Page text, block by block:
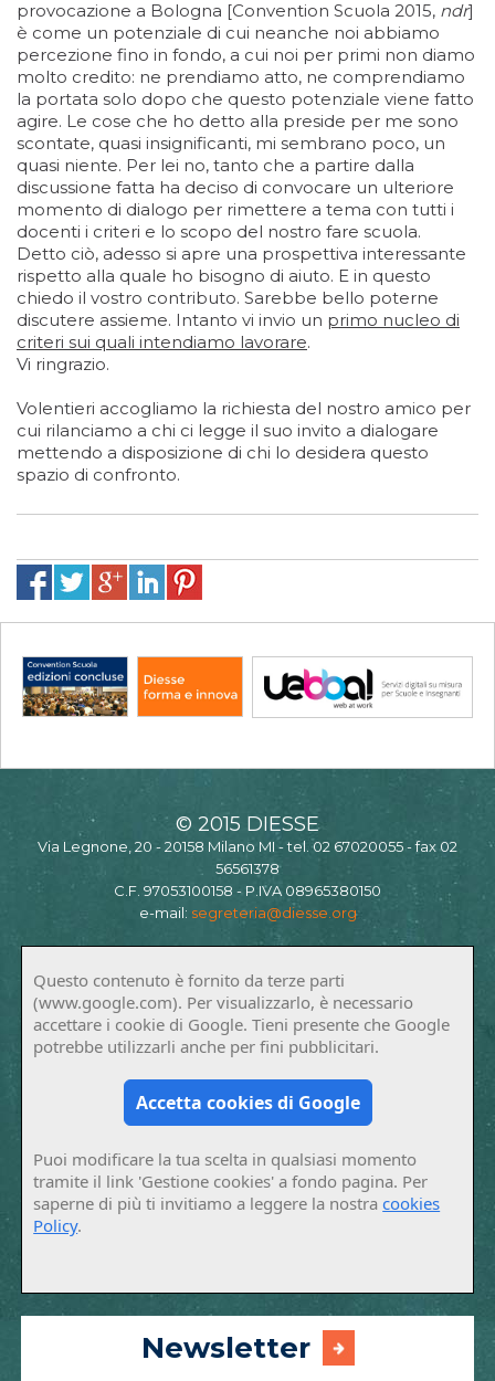
provocazione a Bologna [Convention Scuola 2015, ndr]
è come un potenziale di cui neanche noi abbiamo
percezione fino in fondo, a cui noi per primi non diamo
molto credito: ne prendiamo atto, ne comprendiamo
la portata solo dopo che questo potenziale viene fatto
agire. Le cose che ho detto alla preside per me sono
scontate, quasi insignificanti, mi sembrano poco, un
quasi niente. Per lei no, tanto che a partire dalla
discussione fatta ha deciso di convocare un ulteriore
momento di dialogo per rimettere a tema con tutti i
docenti i criteri e lo scopo del nostro fare scuola.
Detto ciò, adesso si apre una prospettiva interessante
rispetto alla quale ho bisogno di aiuto. E in questo
chiedo il vostro contributo. Sarebbe bello poterne
discutere assieme. Intanto vi invio un primo nucleo di
criteri sui quali intendiamo lavorare.
Vi ringrazio.
Volentieri accogliamo la richiesta del nostro amico per
cui rilanciamo a chi ci legge il suo invito a dialogare
mettendo a disposizione di chi lo desidera questo
spazio di confronto.
© 2015 DIESSE
Via Legnone, 20 - 20158 Milano MI - tel. 02 67020055 - fax 02
56561378
C.F. 97053100158 - P.IVA 08965380150
e-mail: segreteria@diesse.org
Questo contenuto è fornito da terze parti
(www.google.com). Per visualizzarlo, è necessario
accettare i cookie di Google. Tieni presente che Google
potrebbe utilizzarli anche per fini pubblicitari.
Accetta cookies di Google
Puoi modificare la tua scelta in qualsiasi momento
tramite il link 'Gestione cookies' a fondo pagina. Per
saperne di più ti invitiamo a leggere la nostracookies
Policy.
Newsletter